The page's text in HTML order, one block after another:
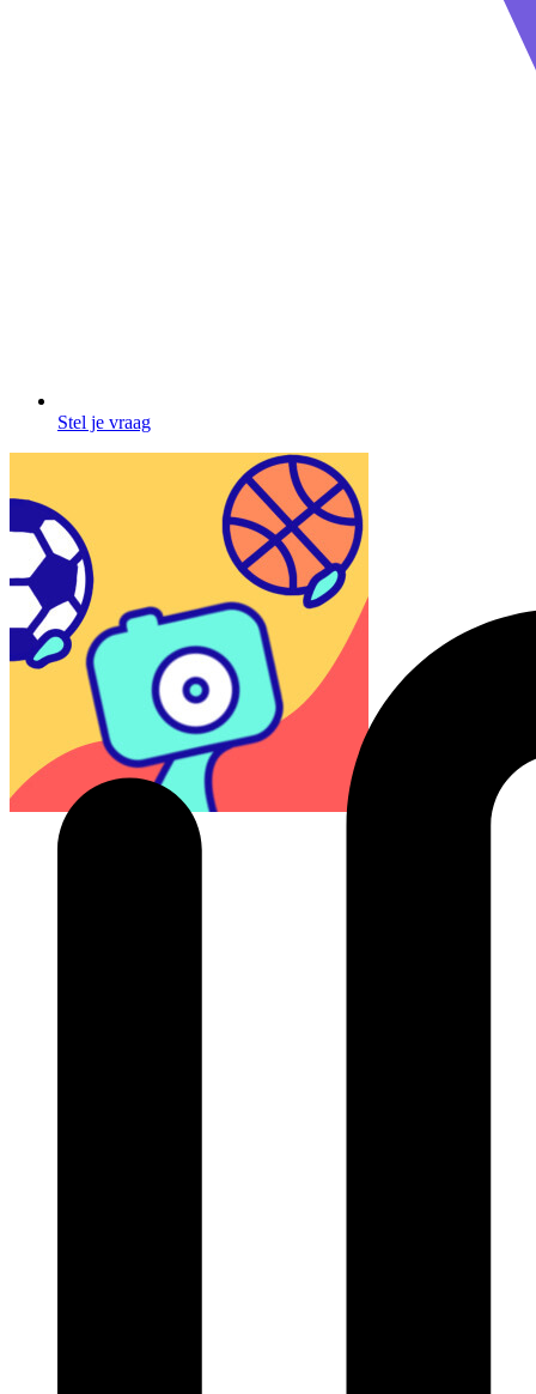
Stel je vraag